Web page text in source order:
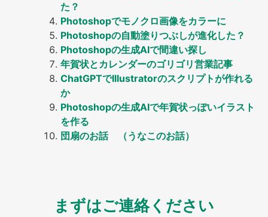
た？
Photoshopでモノクロ画像をカラーに
Photoshopの自動塗りつぶしが進化した？
Photoshopの生成AIで間違い探し
年賀状とカレンダーのゴリゴリ営業記事
ChatGPTでIllustratorのスクリプトが作れる
か
Photoshopの生成AIで年賀状っぽいイラスト
を作る
団扇のお話 （うなこのお話）
まずはご連絡ください